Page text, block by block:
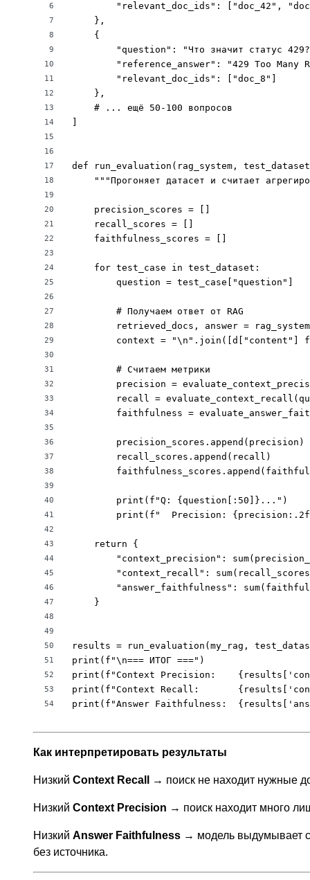
6
7
8
9
10
11
12
13
14
15
16
17
18
19
20
21
22
23
24
25
26
27
28
29
30
31
32
33
34
35
36
37
38
39
40
41
42
43
44
45
46
47
48
49
50
51
52
53
54
"relevant_doc_ids": ["doc_42",
    },
    {
"question": "Что значит статус
"reference_answer": "429 Too Many
        "relevant_doc_ids": ["doc_8"]
    },
    # ... ещё 50-100 вопросов
def run_evaluation(rag_system,
"""Прогоняет датасет и считает
    precision_scores = []
    recall_scores = []
    faithfulness_scores = []
    for test_case in test_dataset:
        question = test_case["question"]
        # Получаем ответ от RAG
retrieved_docs, answer =
context = "\n".join([d["content"]
        # Считаем метрики
precision =
recall =
faithfulness =
        precision_scores.append(precision)
        recall_scores.append(recall)
        print(f"Q: {question[:50]}...")
print(f"  Precision:
    return {
"context_precision":
"context_recall":
"answer_faithfulness":
    }
results = run_evaluation(my_rag,
print(f"\n=== ИТОГ ===")
print(f"Context Precision:
print(f"Context Recall:
print(f"Answer Faithfulness:
Как интерпретировать результаты
Низкий Context Recall → поиск не находит нужные
Низкий Context Precision → поиск находит много
Низкий Answer Faithfulness → модель выдумывает
без источника.